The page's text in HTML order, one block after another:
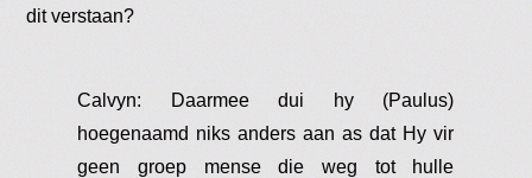
dit verstaan?
Calvyn: Daarmee dui hy (Paulus)
hoegenaamd niks anders aan as dat Hy vir
geen groep mense die weg tot hulle